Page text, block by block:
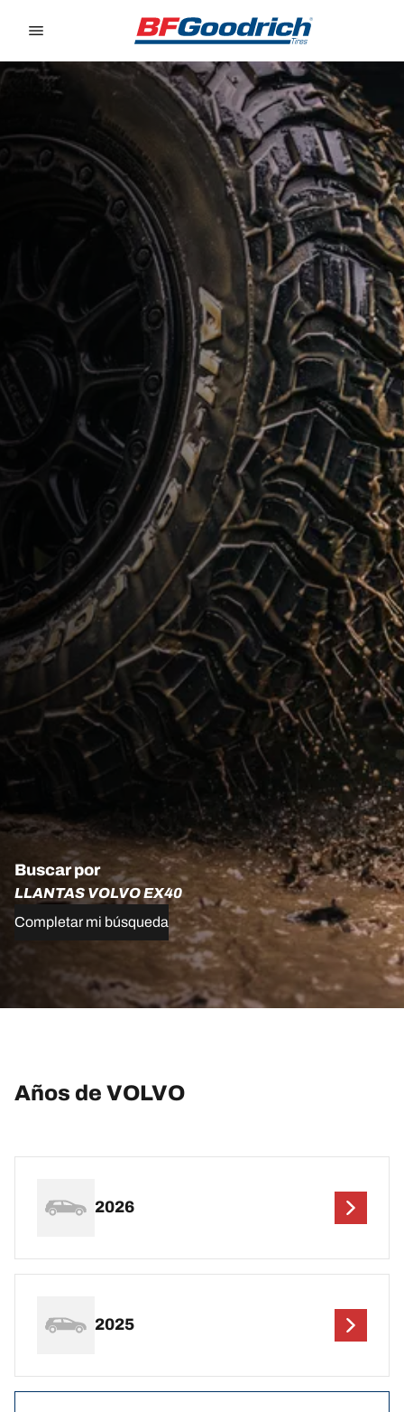
Buscar por
LLANTAS VOLVO EX40
Completar mi búsqueda
Años de VOLVO
2026
2025